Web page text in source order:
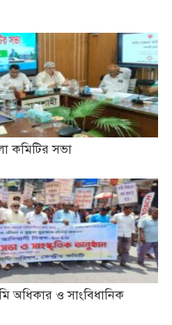
কমিটির সভা
অধিকার ও সাংবিধানিক